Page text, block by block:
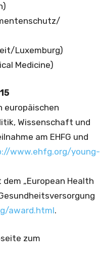
Luxemburg)
Medicine)
europäischen
Wissenschaft und
am EHFG und
www.ehfg.org/young-
„European Health
award.html.
zum